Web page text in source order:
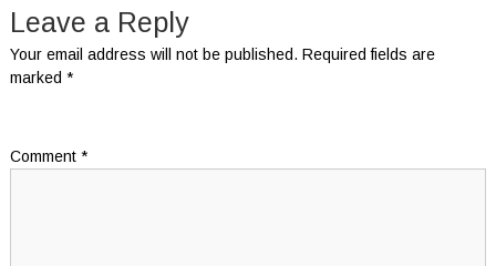
Leave a Reply
Your email address will not be published. Required fields are
marked *
Comment *